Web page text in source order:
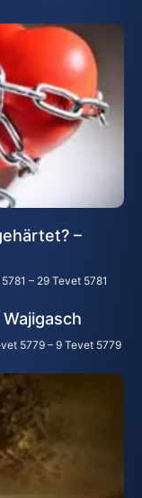
–
– 29 Tevet 5781
5779 – 9 Tevet 5779